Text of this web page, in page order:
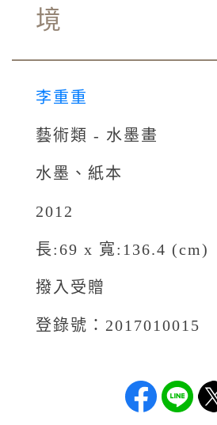
境
李重重
藝術類 - 水墨畫
水墨、紙本
2012
長:69 x 寬:136.4 (cm)
撥入受贈
登錄號：2017010015